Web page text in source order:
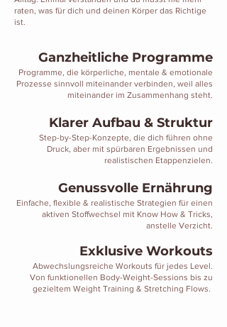
raten, was für dich und deinen Körper das Richtige
ist.
Ganzheitliche Programme
Programme, die körperliche, mentale & emotionale
Prozesse sinnvoll miteinander verbinden, weil alles
miteinander im Zusammenhang steht.
Klarer Aufbau & Struktur
Step-by-Step-Konzepte, die dich führen ohne
Druck, aber mit spürbaren Ergebnissen und
realistischen Etappenzielen.
Genussvolle Ernährung
Einfache, flexible & realistische Strategien für einen
aktiven Stoffwechsel mit Know How & Tricks,
anstelle Verzicht.
Exklusive Workouts
Abwechslungsreiche Workouts für jedes Level.
Von funktionellen Body-Weight-Sessions bis zu
gezieltem Weight Training & Stretching Flows.